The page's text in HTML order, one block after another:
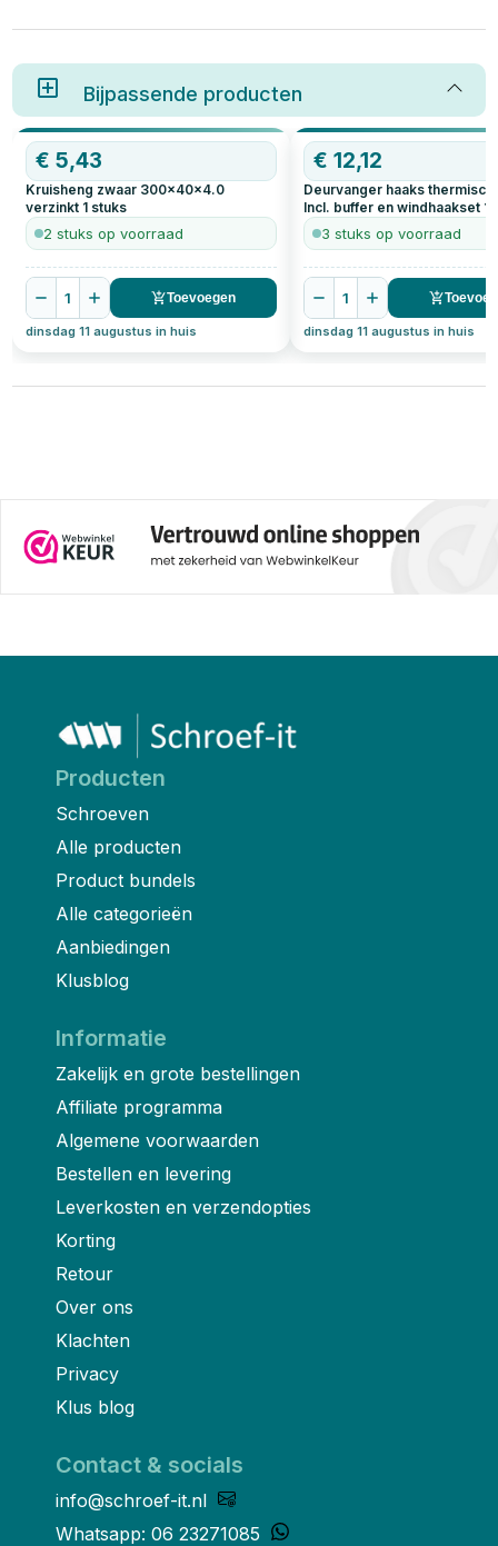
Bijpassende producten
€5,43
Kruisheng zwaar 300x40x4.0
verzinkt 1 stuks
2 stuks op voorraad
1 Toevoegen
dinsdag 11 augustus in huis
€12,12
Deurvanger haaks
Incl. buffer en windhaakset 1
3 stuks op voorraad
1
dinsdag 11 augustus in huis
Producten
Schroeven
Alle producten
Product bundels
Alle categorieën
Aanbiedingen
Klusblog
Informatie
Zakelijk en grote bestellingen
Affiliate programma
Algemene voorwaarden
Bestellen en levering
Leverkosten en verzendopties
Korting
Retour
Over ons
Klachten
Privacy
Klus blog
Contact & socials
info@schroef-it.nl
Whatsapp: 06 23271085